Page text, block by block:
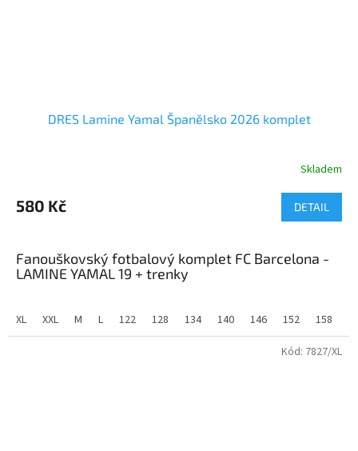
DRES Lamine Yamal Španělsko 2026 komplet
produktu
je
5
hvězdiček.
Skladem
580 Kč DETAIL
Fanouškovský fotbalový komplet FC Barcelona -
LAMINE YAMAL 19 + trenky
šampion! Dětský fanouškovský komplet FC Barcelona s potiskem
nové hvězdyLamine Yamal 19.
XL XXL M L 122 128 134 140 146 152 158
Kód: 7827/XL